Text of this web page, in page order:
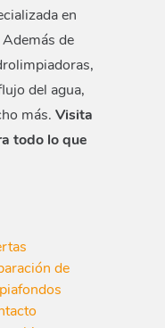
en
de
del agua,
más. Visita
todo lo que
de